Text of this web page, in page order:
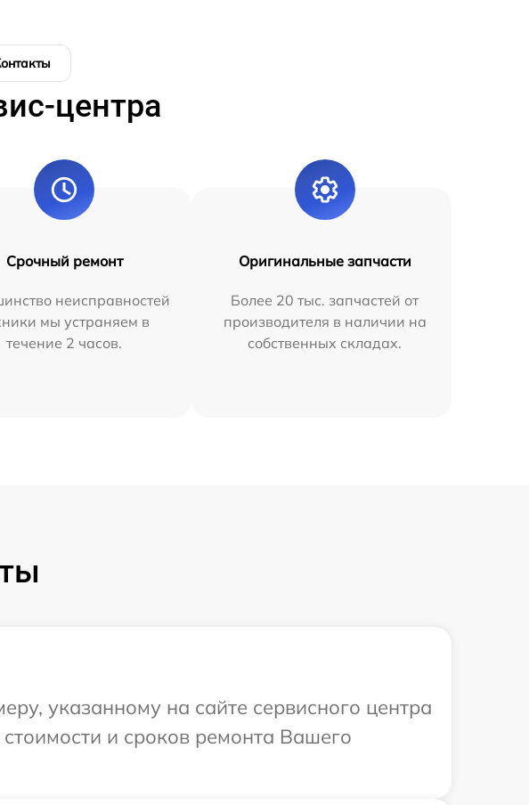
центра
Срочный ремонт
неисправностей
мы устраняем в
течение 2 часов.
Оригинальные запчасти
Более 20 тыс. запчастей от
производителя в наличии на
собственных складах.
указанному на сайте сервисного центра
и сроков ремонта Вашего